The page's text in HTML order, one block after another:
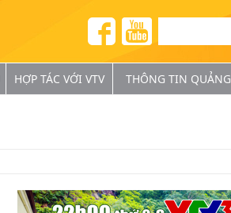
HỢP TÁC VỚI VTV THÔNG TIN QUẢNG